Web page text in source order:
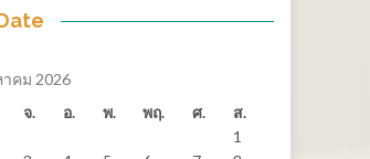
69” ปิดฉากยิ่งใหญ่ สร้าง
ช้างเกมส์”
สุราษฎร์ธานี-“ตาปีเกมส์ 69”
ปิดฉากยิ่งใหญ่...
าคม 2026
จ. อ. พ. พฤ. ศ.
ส.
1